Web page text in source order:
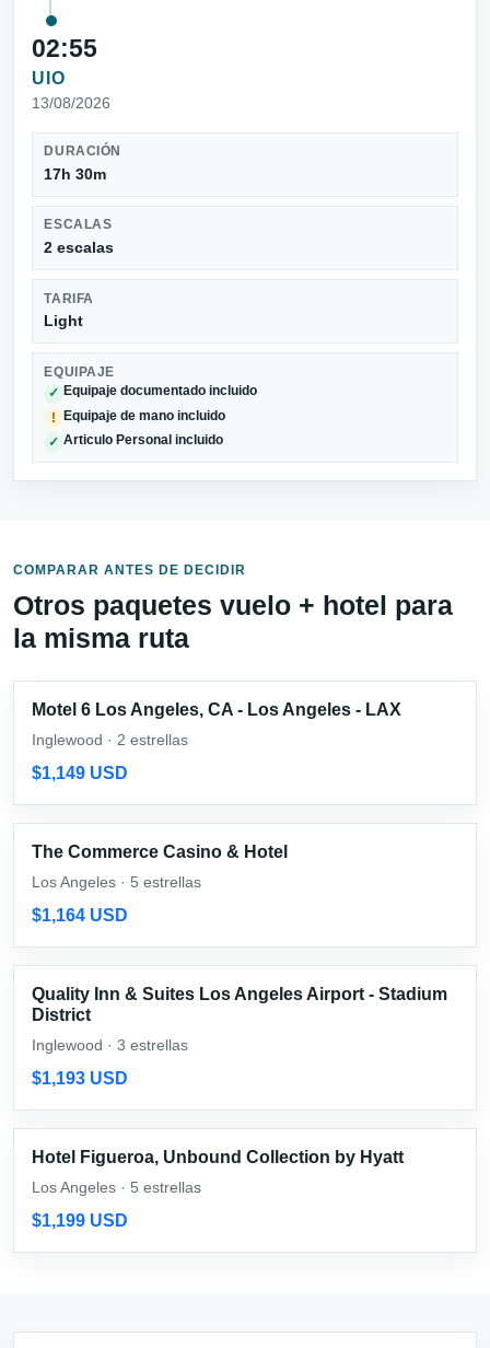
02:55
UIO
13/08/2026
DURACIÓN
17h 30m
ESCALAS
2 escalas
TARIFA
Light
EQUIPAJE
✓ Equipaje documentado incluido
! Equipaje de mano incluido
✓ Articulo Personal incluido
COMPARAR ANTES DE DECIDIR
Otros paquetes vuelo + hotel para
la misma ruta
Motel 6 Los Angeles, CA - Los Angeles - LAX
Inglewood · 2 estrellas
$1,149 USD
The Commerce Casino & Hotel
Los Angeles · 5 estrellas
$1,164 USD
Quality Inn & Suites Los Angeles Airport - Stadium
District
Inglewood · 3 estrellas
$1,193 USD
Hotel Figueroa, Unbound Collection by Hyatt
Los Angeles · 5 estrellas
$1,199 USD